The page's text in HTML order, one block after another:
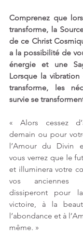
Comprenez que
transforme, la
de ce Christ
a la possibilité de
énergie et une
Lorsque la
transforme, les
survie se
« Alors cessez
demain ou pour
l’Amour du Divin
vous verrez que le
et illuminera votre
vos anciennes
dissiperont pour
victoire, à la
l’abondance et à
même. »